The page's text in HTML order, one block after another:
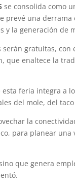
se consolida como
prevé una
y la generación de
gratuitas,
que enaltece la
esta feria integra a
del mole, del
la
para planear
que genera